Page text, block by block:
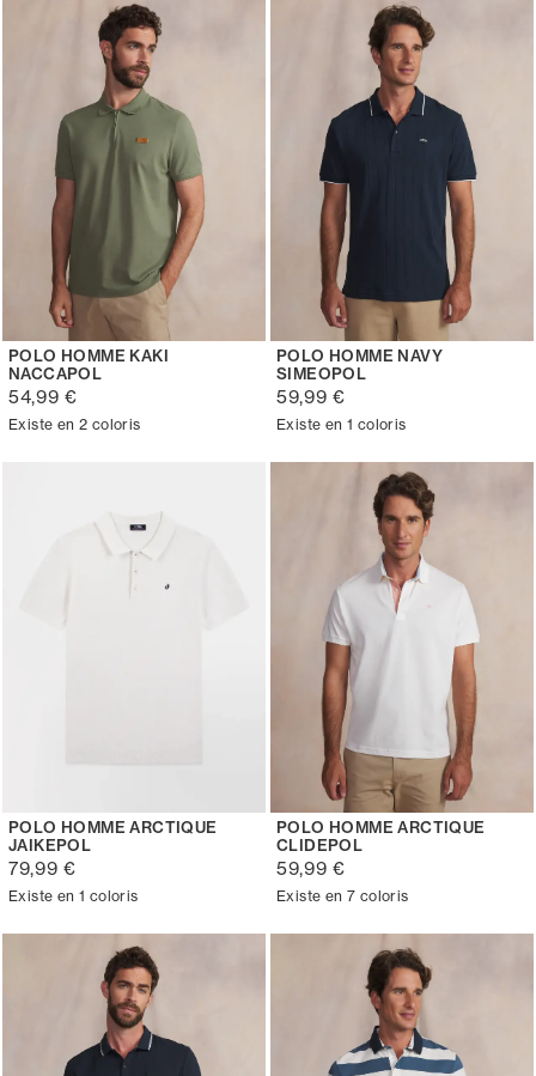
POLO HOMME KAKI
NACCAPOL
54,99 €
Existe en 2 coloris
POLO HOMME NAVY
SIMEOPOL
59,99 €
Existe en 1 coloris
POLO HOMME ARCTIQUE
JAIKEPOL
79,99 €
Existe en 1 coloris
POLO HOMME ARCTIQUE
CLIDEPOL
59,99 €
Existe en 7 coloris